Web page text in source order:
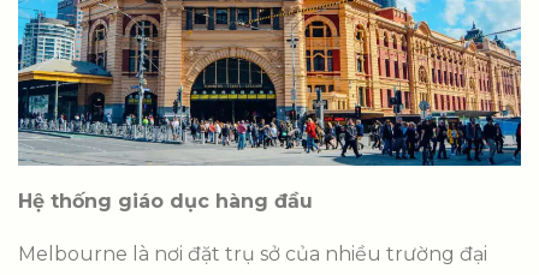
Hệ thống giáo dục hàng đầu
Melbourne là nơi đặt trụ sở của nhiều trường đại